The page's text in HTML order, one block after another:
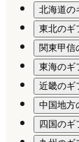
北海道の
東北のギ
関東甲信
東海のギ
近畿のギ
中国地方
四国のギ